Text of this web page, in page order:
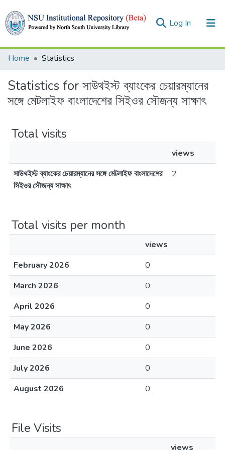
Log In (current)
Collections
Home Statistics
Statistics for সাউথইস্ট ব্যাংকের চেয়ারম্যানের
সঙ্গে মেটলাইফ বাংলাদেশের সিইওর সৌজন্য সাক্ষাৎ
Total visits
views
সাউথইস্ট ব্যাংকের চেয়ারম্যানের সঙ্গে মেটলাইফ বাংলাদেশের
সিইওর সৌজন্য সাক্ষাৎ
2
Total visits per month
views
February 2026
0
March 2026
0
April 2026
0
May 2026
0
June 2026
0
July 2026
0
August 2026
0
File Visits
views